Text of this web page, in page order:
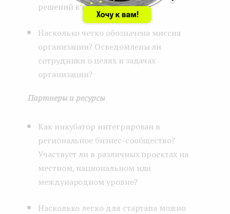
решений в компании?
Насколько четко обозначена миссия
организации? Осведомлены ли
сотрудники о целях и задачах
организации?
Партнеры и ресурсы
Как инкубатор интегрирован в
региональное бизнес-сообщество?
Участвует ли в различных проектах на
местном, национальном или
международном уровне?
Насколько легко для стартапа можно